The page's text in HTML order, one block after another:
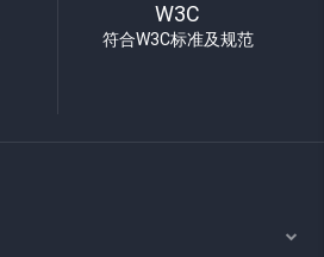
W3C
符合W3C标准及规范